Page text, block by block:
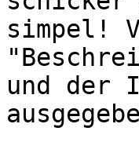
simpel!
und der